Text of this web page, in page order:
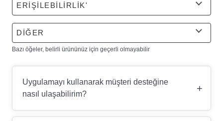
ERİŞİLEBİLİRLİK'
DİĞER
Bazı öğeler, belirli ürününüz için geçerli olmayabilir
Uygulamayı kullanarak müşteri desteğine
nasıl ulaşabilirim?
+